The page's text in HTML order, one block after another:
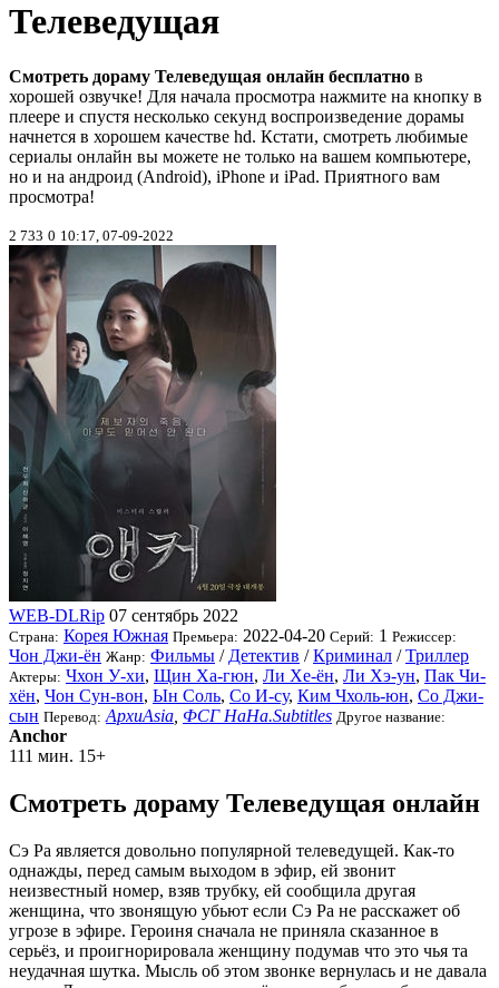
Телеведущая
Смотреть дораму Телеведущая онлайн бесплатно в
хорошей озвучке! Для начала просмотра нажмите на кнопку в
плеере и спустя несколько секунд воспроизведение дорамы
начнется в хорошем качестве hd. Кстати, смотреть любимые
сериалы онлайн вы можете не только на вашем компьютере,
но и на андроид (Android), iPhone и iPad. Приятного вам
просмотра!
2 733 0 10:17, 07-09-2022
WEB-DLRip 07 сентябрь 2022
Страна: Корея Южная Премьера: 2022-04-20 Серий: 1 Режиссер:
Чон Джи-ён Жанр: Фильмы / Детектив /Криминал /Триллер
Актеры: Чхон У-хи, Щин Ха-гюн, Ли Хе-ён, Ли Хэ-ун, Пак Чи-
хён, Чон Сун-вон, Ын Соль, Со И-су, Ким Чхоль-юн, Со Джи-
сын Перевод: АрхиAsia ФСГ НаНа.Subtitles Другое название:
Anchor
111 мин. 15+
Смотреть дораму Телеведущая онлайн
Сэ Ра является довольно популярной телеведущей. Как-то
однажды, перед самым выходом в эфир, ей звонит
неизвестный номер, взяв трубку, ей сообщила другая
женщина, что звонящую убьют если Сэ Ра не расскажет об
угрозе в эфире. Героиня сначала не приняла сказанное в
серьёз, и проигнорировала женщину подумав что это чья та
неудачная шутка. Мысль об этом звонке вернулась и не давала